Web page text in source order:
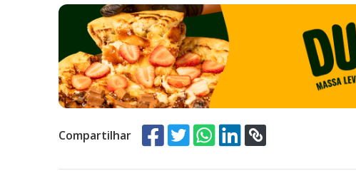
Compartilhar